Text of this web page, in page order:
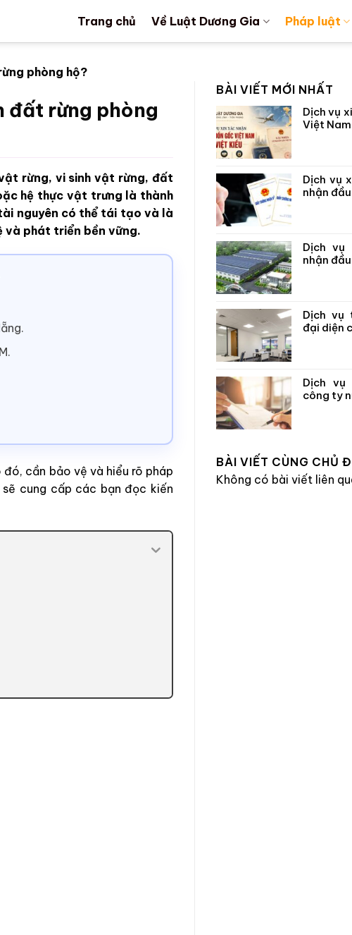
Trang chủ Về Luật Dương Gia Pháp luật
phòng hộ?
đất rừng phòng
rừng, vi sinh vật rừng, đất
hệ thực vật trưng là thành
nguyên có thể tái tạo và là
và phát triển bền vững.
cần bảo vệ và hiểu rõ pháp
cung cấp các bạn đọc kiến
BÀI VIẾT MỚI NHẤT
Dịch vụ
Việt
Dịch vụ
nhận
Dịch vụ
nhận
Dịch vụ
đại diện
Dịch vụ
công ty
BÀI VIẾT CÙNG CHỦ
Không có bài viết liên